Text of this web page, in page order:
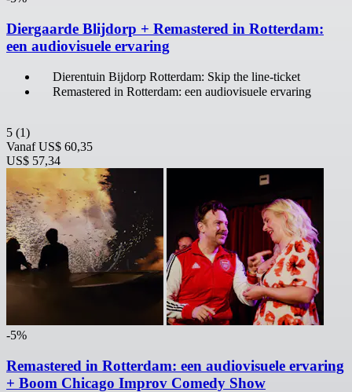
Diergaarde Blijdorp + Remastered in Rotterdam:
een audiovisuele ervaring
Dierentuin Bijdorp Rotterdam: Skip the line-ticket
Remastered in Rotterdam: een audiovisuele ervaring
5 (1)
Vanaf US$ 60,35
US$ 57,34
-5%
Remastered in Rotterdam: een audiovisuele ervaring
+ Boom Chicago Improv Comedy Show